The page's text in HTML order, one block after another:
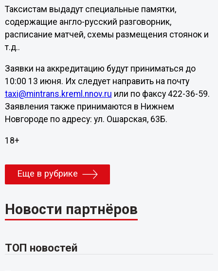
Таксистам выдадут специальные памятки,
содержащие англо-русский разговорник,
расписание матчей, схемы размещения стоянок и
т.д..
Заявки на аккредитацию будут приниматься до
10:00 13 июня. Их следует направить на почту
taxi@mintrans.kreml.nnov.ru или по факсу 422-36-59.
Заявления также принимаются в Нижнем
Новгороде по адресу: ул. Ошарская, 63Б.
18+
Еще в рубрике
Новости партнёров
ТОП новостей